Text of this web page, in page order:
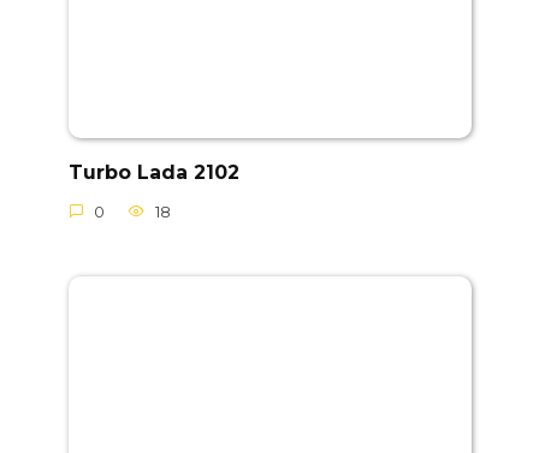
Turbo Lada 2102
0 18